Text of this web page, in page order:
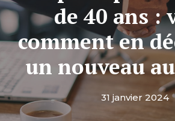
de 40 ans :
comment en
un nouveau
31 janvier 2024